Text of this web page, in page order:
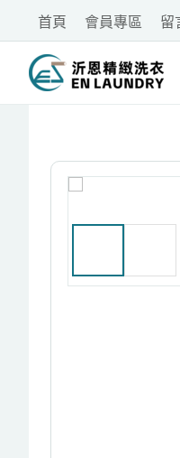
首頁 會員專區 留